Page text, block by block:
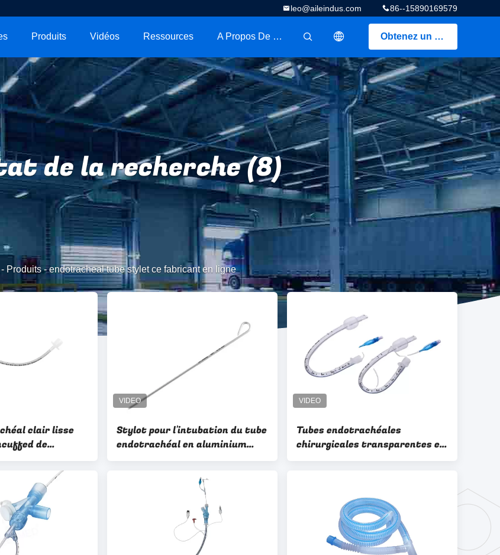
86--15890169579
leo@aileindus.com
Obtenez un devis
描述
Produits Vidéos Ressources A Propos De Nous
de la recherche (8)
- Produits-endotracheal tube stylet ce fabricant en ligne
clair lisse
de
d'anesthésie
Stylot pour l'intubation du tube
endotrachéal en aluminium
malléable à usage unique
Tubes endotrachéales
chirurgicales transparentes et
lisses de haute qualité non